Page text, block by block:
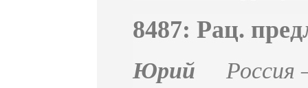
8487: Рац.
Юрий Россия